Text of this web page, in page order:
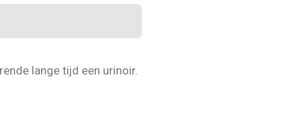
lange tijd een urinoir.